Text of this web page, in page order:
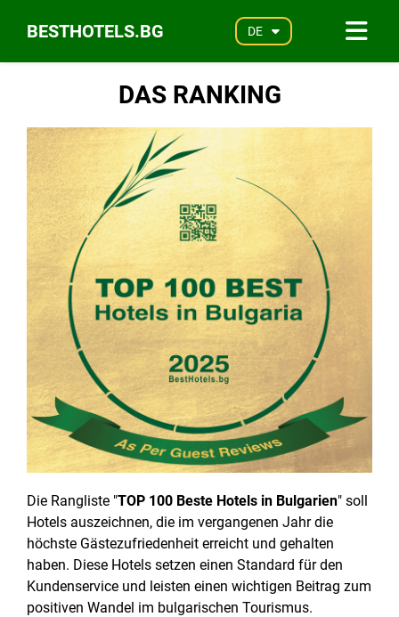
BESTHOTELS.BG DE
DAS RANKING
Die Rangliste "TOP 100 Beste Hotels in Bulgarien" soll
Hotels auszeichnen, die im vergangenen Jahr die
höchste Gästezufriedenheit erreicht und gehalten
haben. Diese Hotels setzen einen Standard für den
Kundenservice und leisten einen wichtigen Beitrag zum
positiven Wandel im bulgarischen Tourismus.